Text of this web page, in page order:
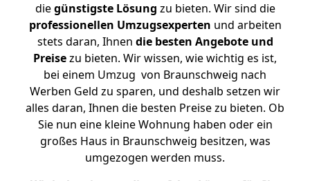
diegünstigste Lösung zu bieten. Wir sind die
professionellen Umzugsexperten und arbeiten
stets daran, Ihnen die besten Angebote und
Preisezu bieten. Wir wissen, wie wichtig es ist,
bei einem Umzug von Braunschweig nach
Werben Geld zu sparen, und deshalb setzen wir
alles daran, Ihnen die besten Preise zu bieten. Ob
Sie nun eine kleine Wohnung haben oder ein
großes Haus in Braunschweig besitzen, was
umgezogen werden muss.